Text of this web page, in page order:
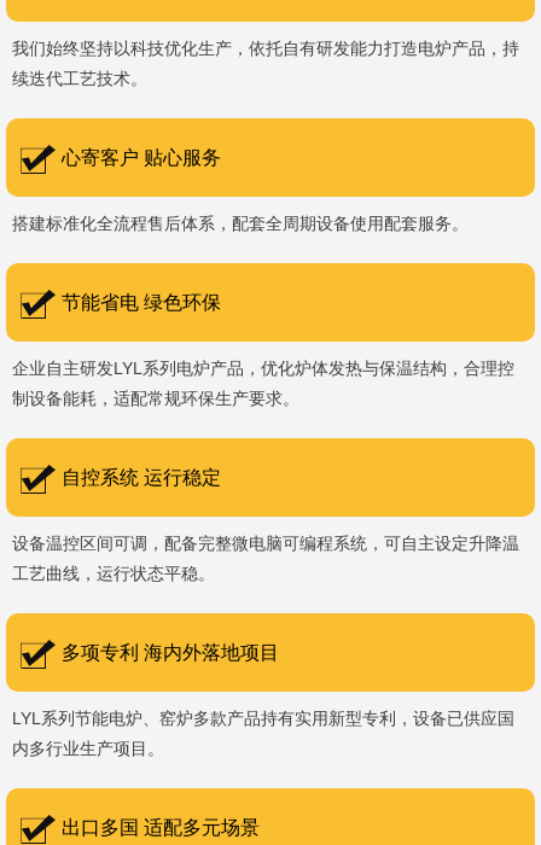
盟CE认证。 公司凭借技术积累与产品优势，获得多项官方资质
认定：高新 技术企业、科技型中小企业、洛阳市企业研发中心（证
书编号：202207080）、河南省专精特新企业。 我们坚持以
科技促生产，以质量创品牌，以品牌创市场的战略发展，实现科学化
国内外新老客户前来参观洽谈，让我们携手，合作共赢，共创新未
来！洛阳新安工厂视频洛阳高新工厂视频
我们始终坚持以科技优化生产，依托自有研发能力打造电炉产品，持
续迭代工艺技术。
心寄客户 贴心服务
搭建标准化全流程售后体系，配套全周期设备使用配套服务。
节能省电 绿色环保
企业自主研发LYL系列电炉产品，优化炉体发热与保温结构，合理控
制设备能耗，适配常规环保生产要求。
自控系统 运行稳定
设备温控区间可调，配备完整微电脑可编程系统，可自主设定升降温
工艺曲线，运行状态平稳。
多项专利 海内外落地项目
LYL系列节能电炉、窑炉多款产品持有实用新型专利，设备已供应国
内多行业生产项目。
出口多国 适配多元场景